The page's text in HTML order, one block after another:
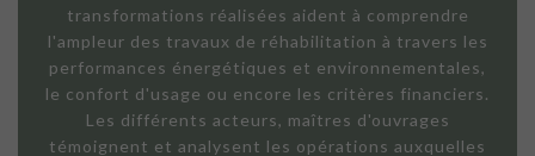
transformations réalisées aident à comprendre
l'ampleur des travaux de réhabilitation à travers les
performances énergétiques et environnementales,
le confort d'usage ou encore les critères financiers.
Les différents acteurs, maîtres d'ouvrages
témoignent et analysent les opérations auxquelles